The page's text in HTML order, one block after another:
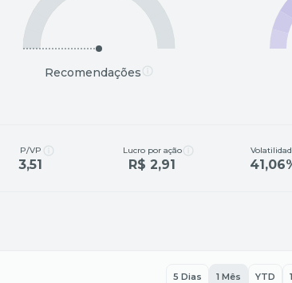
Recomendações
P/VP
3,51
Lucro por ação
R$ 2,91
5 Dias 1 Mês YTD